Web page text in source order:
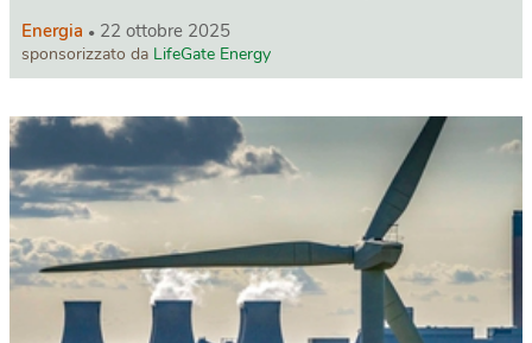
Energia 22 ottobre 2025
sponsorizzato da LifeGate Energy